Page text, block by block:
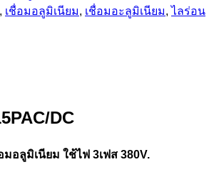
, เชื่อมอลูมิเนียม, เชื่อมอะลูมิเนียม,ไลร่อน
DC
อลูมิเนียม ใช้ไฟ 3เฟส 380V.